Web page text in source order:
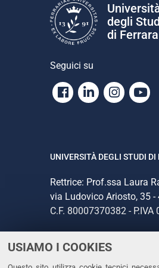
USIAMO I COOKIES
degli
di Ferrara
Seguici su
Facebook
Linkedin
UNIVERSITÀ DEGLI STUDI DI
Rettrice: Prof.ssa Laura
via Ludovico Ariosto, 35 -
C.F. 80007370382 -
CONTATTI